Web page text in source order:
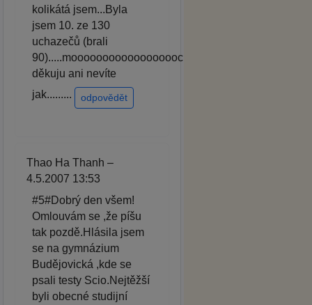
kolikátá jsem...Byla
jsem 10. ze 130
uchazečů (brali
90).....moooooooooooooooooc
děkuju ani nevíte
jak.........
odpovědět
Thao Ha Thanh –
4.5.2007 13:53
#5#Dobrý den všem!
Omlouvám se ,že píšu
tak pozdě.Hlásila jsem
se na gymnázium
Budějovická ,kde se
psali testy Scio.Nejtěžší
byli obecné studijní